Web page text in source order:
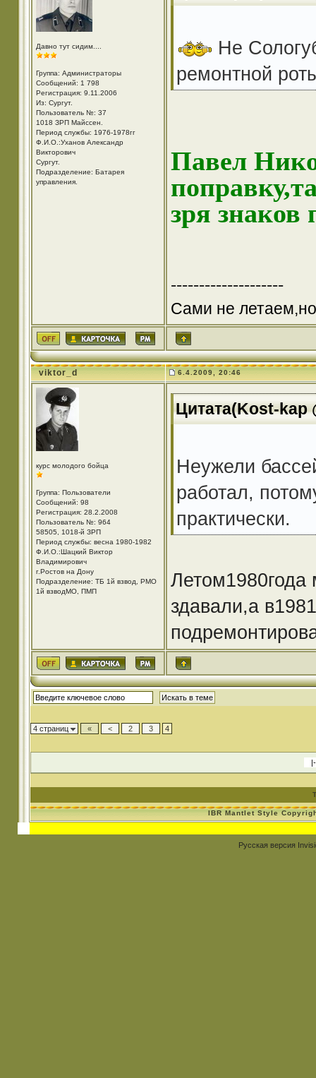
Давно тут сидим....
Группа: Администраторы
Сообщений: 1 798
Регистрация: 9.11.2006
Из: Cургут.
Пользователь №: 37
1018 ЗРП Майссен.
Период службы: 1976-1978гг
Ф.И.О.:Уханов Александр
Викторович
Cургут.
Подразделение: Батарея
управления.
Не
ремонтной
Павел
зря знаков
--------------------
Сами не
viktor_d 6.4.2009, 20:46
курс молодого бойца
Группа: Пользователи
Сообщений: 98
Регистрация: 28.2.2008
Пользователь №: 964
58505, 1018-й ЗРП
Период службы: весна 1980-1982
Ф.И.О.:Шацкий Виктор
Владимирович
г.Ростов на Дону
Подразделение: ТБ 1й взвод, РМО
1й взводМО, ПМП
Цитата(Kost-kap
Неужели
работал,
практически.
здавали,а
4 страниц « < 2 3 4
IBR Mantlet Style
Русская версия